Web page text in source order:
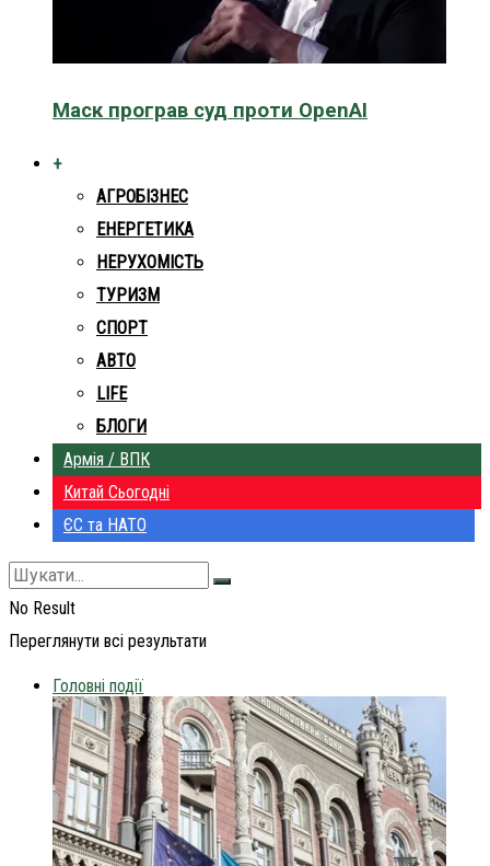
Маск програв суд проти OpenAI
+
АГРОБІЗНЕС
ЕНЕРГЕТИКА
НЕРУХОМІСТЬ
ТУРИЗМ
СПОРТ
АВТО
LIFE
БЛОГИ
Армія / ВПК
Китай Сьогодні
ЄС та НАТО
No Result
Переглянути всі результати
Головні події